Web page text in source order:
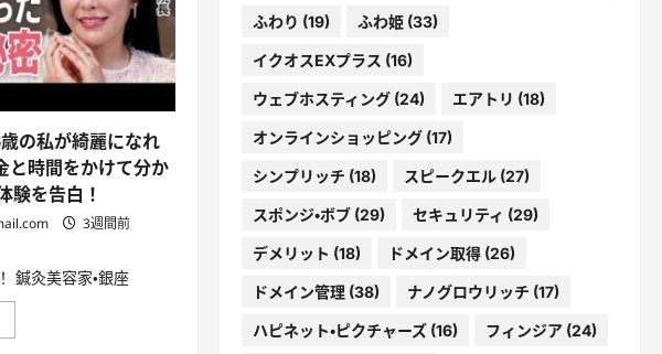
ス
テ
の私が綺麗になれ
と時間をかけて分か
験を告白！
3週間前
鍼灸美容家・銀座
ふわり (19) ふわ姫(33)
イクオスEXプラス (16)
ウェブホスティング(24) エアトリ (18)
オンラインショッピング(17)
シンプリッチ (18) スピークエル(27)
スポンジ・ボブ(29) セキュリティ (29)
デメリット (18) ドメイン取得(26)
ドメイン管理(38) ナノグロウリッチ (17)
ハピネット・ピクチャーズ(16) フィンジア(24)